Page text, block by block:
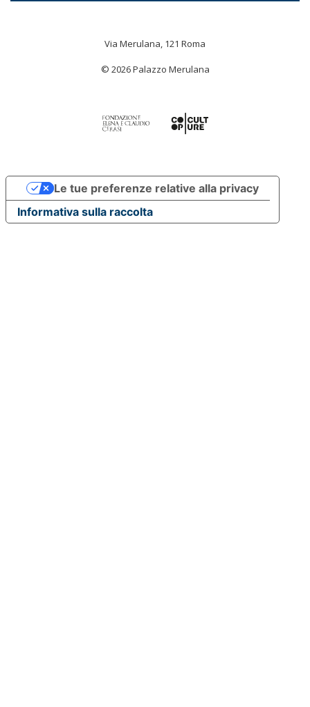
Via Merulana, 121 Roma
© 2026 Palazzo Merulana
Informativa sulla raccolta
Le tue preferenze relative alla privacy